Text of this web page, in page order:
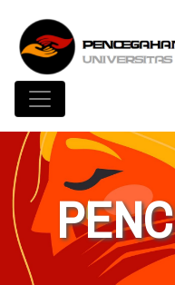
Toggle navigation